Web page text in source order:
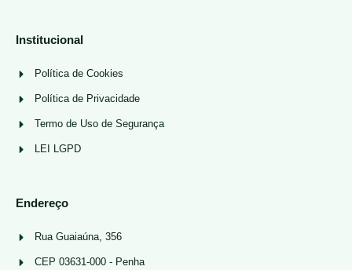
Institucional
Política de Cookies
Política de Privacidade
Termo de Uso de Segurança
LEI LGPD
Endereço
Rua Guaiaúna, 356
CEP 03631-000 - Penha